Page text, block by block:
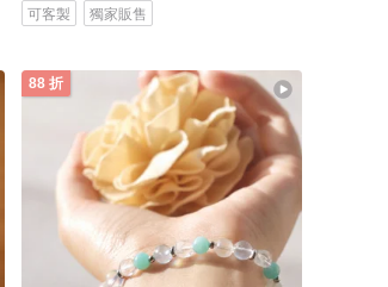
可客製 獨家販售
88 折